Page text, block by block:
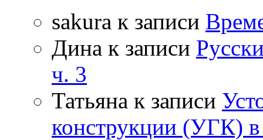
sakura к записи
Дина к записи
ч. 3
Татьяна к записи
конструкции (УГК) в